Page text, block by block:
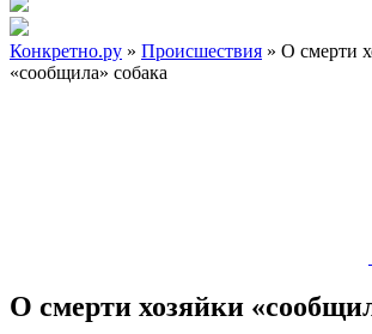
Конкретно.ру » Происшествия » О смерти
«сообщила» собака
О смерти хозяйки